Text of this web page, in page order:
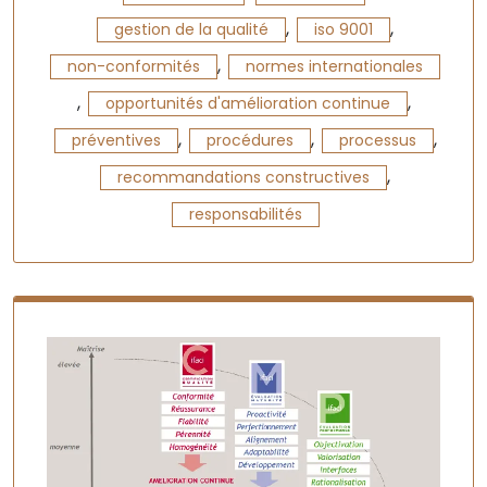
gestion de la qualité , iso 9001 ,
non-conformités , normes internationales
, opportunités d'amélioration continue ,
préventives , procédures , processus ,
recommandations constructives ,
responsabilités